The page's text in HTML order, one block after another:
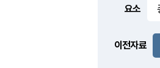
-
요소
이전자료